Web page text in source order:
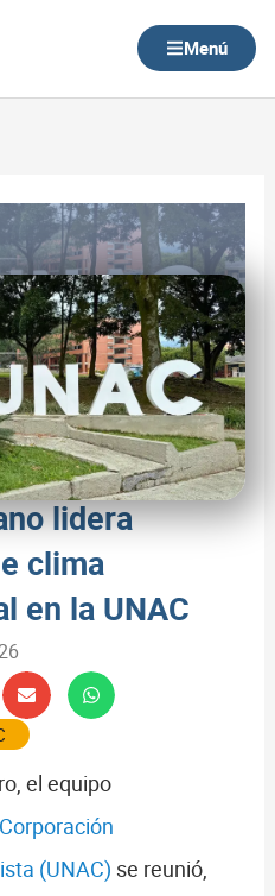
Menú
lidera
clima
en la UNAC
el equipo
Corporación
(UNAC) se reunió,